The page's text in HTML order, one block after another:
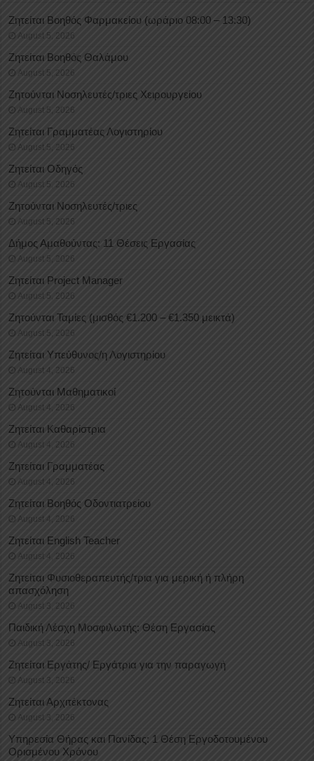
Ζητείται Βοηθός Φαρμακείου (ωράριο 08:00 – 13:30)
August 5, 2026
Ζητείται Βοηθός Θαλάμου
August 5, 2026
Ζητούνται Νοσηλευτές/τριες Χειρουργείου
August 5, 2026
Ζητείται Γραμματέας Λογιστηρίου
August 5, 2026
Ζητείται Οδηγός
August 5, 2026
Ζητούνται Νοσηλευτές/τριες
August 5, 2026
Δήμος Αμαθούντας: 11 Θέσεις Εργασίας
August 5, 2026
Ζητείται Project Manager
August 5, 2026
Ζητούνται Ταμίες (μισθός €1.200 – €1.350 μεικτά)
August 5, 2026
Ζητείται Υπεύθυνος/η Λογιστηρίου
August 4, 2026
Ζητούνται Μαθηματικοί
August 4, 2026
Ζητείται Καθαρίστρια
August 4, 2026
Ζητείται Γραμματέας
August 4, 2026
Ζητείται Βοηθός Οδοντιατρείου
August 4, 2026
Ζητείται English Teacher
August 4, 2026
Ζητείται Φυσιοθεραπευτής/τρια για μερική ή πλήρη
απασχόληση
August 3, 2026
Παιδική Λέσχη Μοσφιλωτής: Θέση Εργασίας
August 3, 2026
Ζητείται Εργάτης/ Εργάτρια για την παραγωγή
August 3, 2026
Ζητείται Αρχιτέκτονας
August 3, 2026
Υπηρεσία Θήρας και Πανίδας: 1 Θέση Eργοδοτουμένου
Oρισμένου Xρόνου